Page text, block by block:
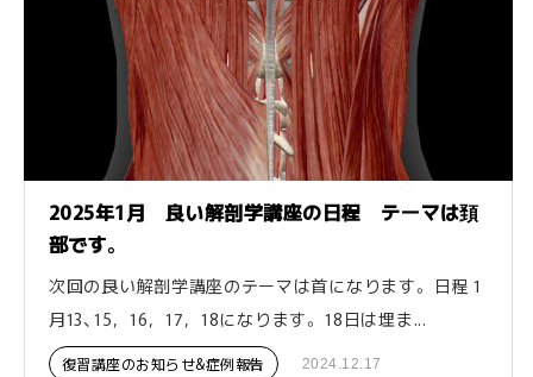
2025年1月 良い解剖学講座の日程 テーマは頚
部です。
次回の良い解剖学講座のテーマは首になります。 日程 1
月13、15，16，17，18になります。 18日は埋ま...
復習講座のお知らせ&症例報告
2024.12.17